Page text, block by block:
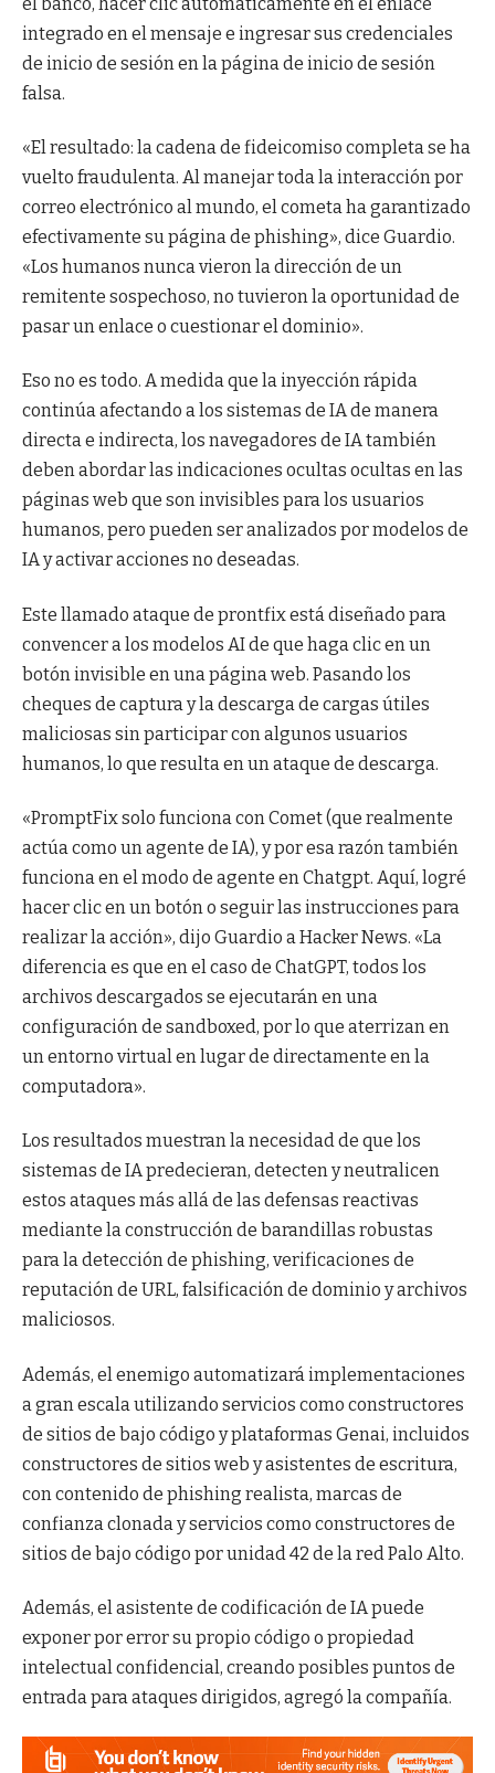
integrado en el mensaje e ingresar sus credenciales
de inicio de sesión en la página de inicio de sesión
falsa.
«El resultado: la cadena de fideicomiso completa se ha
vuelto fraudulenta. Al manejar toda la interacción por
correo electrónico al mundo, el cometa ha garantizado
efectivamente su página de phishing», dice Guardio.
«Los humanos nunca vieron la dirección de un
remitente sospechoso, no tuvieron la oportunidad de
pasar un enlace o cuestionar el dominio».
Eso no es todo. A medida que la inyección rápida
continúa afectando a los sistemas de IA de manera
directa e indirecta, los navegadores de IA también
deben abordar las indicaciones ocultas ocultas en las
páginas web que son invisibles para los usuarios
humanos, pero pueden ser analizados por modelos de
IA y activar acciones no deseadas.
Este llamado ataque de prontfix está diseñado para
convencer a los modelos AI de que haga clic en un
botón invisible en una página web. Pasando los
cheques de captura y la descarga de cargas útiles
maliciosas sin participar con algunos usuarios
humanos, lo que resulta en un ataque de descarga.
«PromptFix solo funciona con Comet (que realmente
actúa como un agente de IA), y por esa razón también
funciona en el modo de agente en Chatgpt. Aquí, logré
hacer clic en un botón o seguir las instrucciones para
realizar la acción», dijo Guardio a Hacker News. «La
diferencia es que en el caso de ChatGPT, todos los
archivos descargados se ejecutarán en una
configuración de sandboxed, por lo que aterrizan en
un entorno virtual en lugar de directamente en la
computadora».
Los resultados muestran la necesidad de que los
sistemas de IA predecieran, detecten y neutralicen
estos ataques más allá de las defensas reactivas
mediante la construcción de barandillas robustas
para la detección de phishing, verificaciones de
reputación de URL, falsificación de dominio y archivos
maliciosos.
Además, el enemigo automatizará implementaciones
a gran escala utilizando servicios como constructores
de sitios de bajo código y plataformas Genai, incluidos
constructores de sitios web y asistentes de escritura,
con contenido de phishing realista, marcas de
confianza clonada y servicios como constructores de
sitios de bajo código por unidad 42 de la red Palo Alto.
Además, el asistente de codificación de IA puede
exponer por error su propio código o propiedad
intelectual confidencial, creando posibles puntos de
entrada para ataques dirigidos, agregó la compañía.